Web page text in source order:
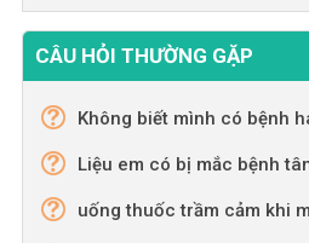
CÂU HỎI THƯỜNG GẶP
Không biết mình có bệnh
Liệu em có bị mắc bệnh
uống thuốc trầm cảm khi